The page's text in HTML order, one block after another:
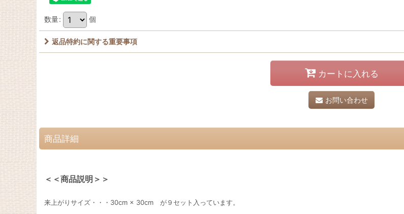
数量: 個
返品特約に関する重要事項
カートに入れる
お問い合わせ
商品詳細
＜＜商品説明＞＞
来上がりサイズ・・・30cm × 30cm が９セット入っています。